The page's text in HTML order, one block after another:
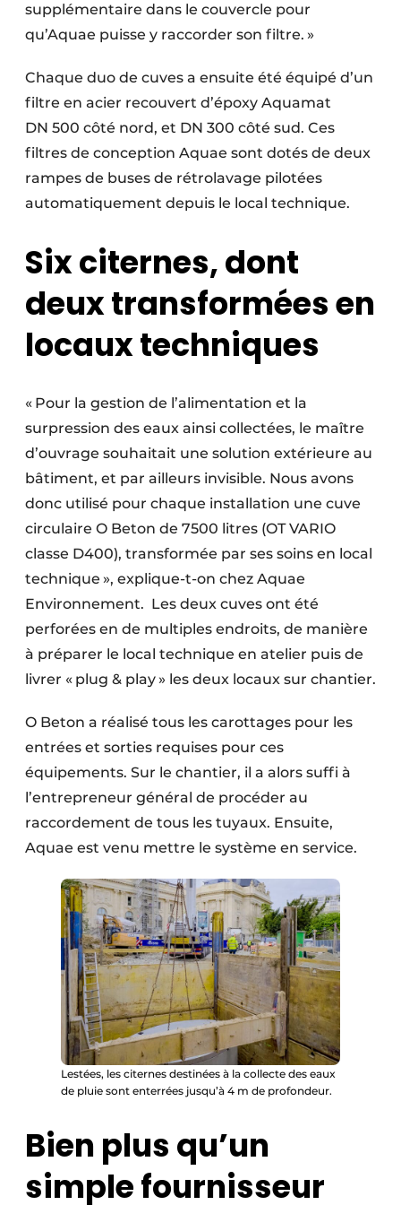
supplémentaire dans le couvercle pour
qu’Aquae puisse y raccorder son filtre. »
Chaque duo de cuves a ensuite été équipé d’un
filtre en acier recouvert d’époxy Aquamat
DN 500 côté nord, et DN 300 côté sud. Ces
filtres de conception Aquae sont dotés de deux
rampes de buses de rétrolavage pilotées
automatiquement depuis le local technique.
Six citernes, dont
deux transformées en
locaux techniques
« Pour la gestion de l’alimentation et la
surpression des eaux ainsi collectées, le maître
d’ouvrage souhaitait une solution extérieure au
bâtiment, et par ailleurs invisible. Nous avons
donc utilisé pour chaque installation une cuve
circulaire O Beton de 7500 litres (OT VARIO
classe D400), transformée par ses soins en local
technique », explique-t-on chez Aquae
Environnement. Les deux cuves ont été
perforées en de multiples endroits, de manière
à préparer le local technique en atelier puis de
livrer « plug & play » les deux locaux sur chantier.
O Beton a réalisé tous les carottages pour les
entrées et sorties requises pour ces
équipements. Sur le chantier, il a alors suffi à
l’entrepreneur général de procéder au
raccordement de tous les tuyaux. Ensuite,
Aquae est venu mettre le système en service.
Lestées, les citernes destinées à la collecte des eaux
de pluie sont enterrées jusqu’à 4 m de profondeur.
Bien plus qu’un
simple fournisseur